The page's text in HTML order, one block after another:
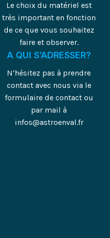
Le choix du matériel est
très important en fonction
de ce que vous souhaitez
faire et observer.
A QUI S’ADRESSER?
N’hésitez pas à prendre
contact avec nous via le
formulaire de contact ou
par mail à
infos@astroenval.fr